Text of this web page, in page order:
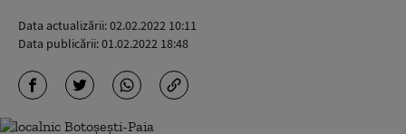
Data actualizării:02.02.2022 10:11
Data publicării:01.02.2022 18:48